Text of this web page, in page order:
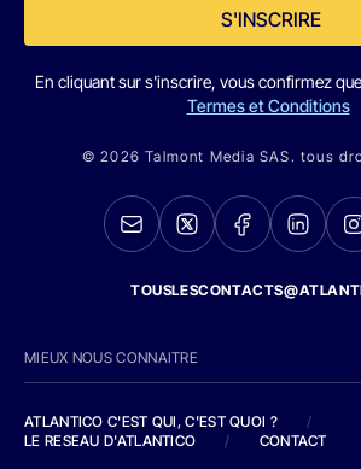
S'INSCRIRE
En cliquant sur s'inscrire, vous confirmez
Termes et Conditions
© 2026 Talmont Media SAS. tous
MIEUX NOUS CONNAITRE
ATLANTICO C'EST QUI, C'EST QUOI ?
/
LE RESEAU D'ATLANTICO
/ CONTACT